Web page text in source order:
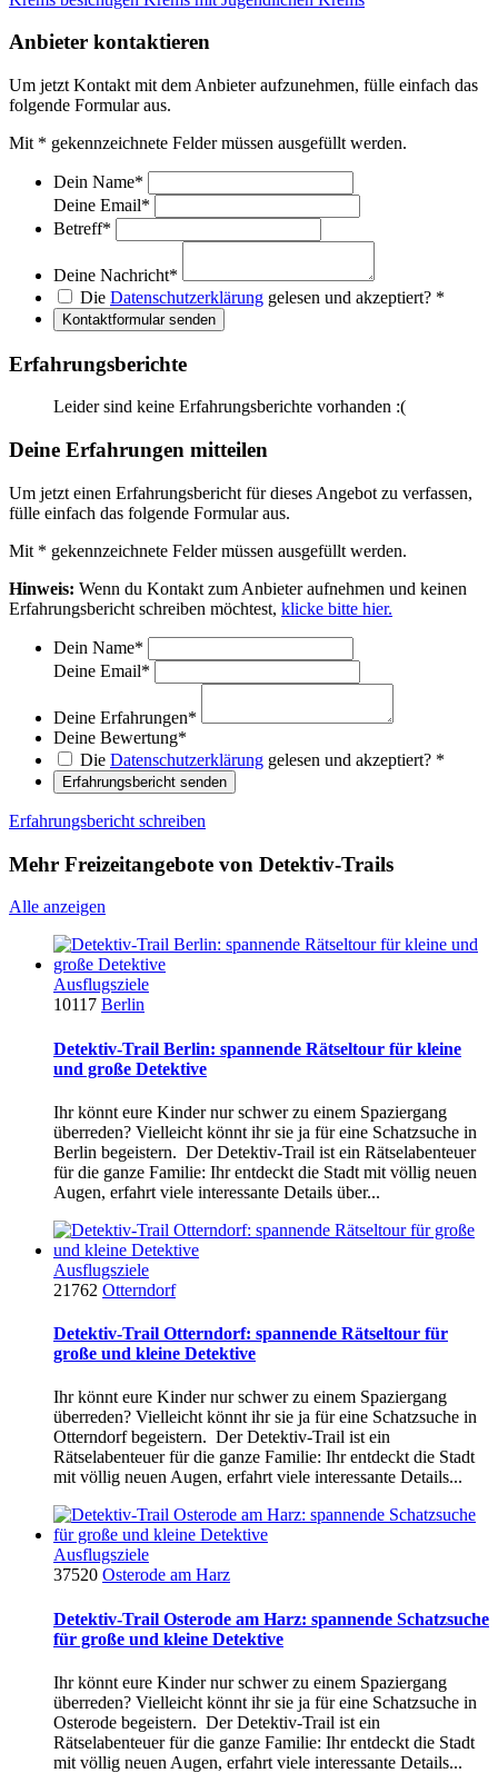
Anbieter kontaktieren
Um jetzt Kontakt mit dem Anbieter aufzunehmen, fülle einfach das
folgende Formular aus.
Mit * gekennzeichnete Felder müssen ausgefüllt werden.
Dein Name*
Deine Email*
Betreff*
Deine Nachricht*
Die Datenschutzerklärung gelesen und akzeptiert? *
Kontaktformular senden
Erfahrungsberichte
Leider sind keine Erfahrungsberichte vorhanden :(
Deine Erfahrungen mitteilen
Um jetzt einen Erfahrungsbericht für dieses Angebot zu verfassen,
fülle einfach das folgende Formular aus.
Mit * gekennzeichnete Felder müssen ausgefüllt werden.
Hinweis: Wenn du Kontakt zum Anbieter aufnehmen und keinen
Erfahrungsbericht schreiben möchtest, klicke bitte hier.
Dein Name*
Deine Email*
Deine Erfahrungen*
Deine Bewertung*
Die Datenschutzerklärung gelesen und akzeptiert? *
Erfahrungsbericht senden
Erfahrungsbericht schreiben
Mehr Freizeitangebote von Detektiv-Trails
Alle anzeigen
Ausflugsziele
10117 Berlin
Detektiv-Trail Berlin: spannende Rätseltour für kleine
und große Detektive
Ihr könnt eure Kinder nur schwer zu einem Spaziergang
überreden? Vielleicht könnt ihr sie ja für eine Schatzsuche in
Berlin begeistern. Der Detektiv-Trail ist ein Rätselabenteuer
für die ganze Familie: Ihr entdeckt die Stadt mit völlig neuen
Augen, erfahrt viele interessante Details über...
Ausflugsziele
21762 Otterndorf
Detektiv-Trail Otterndorf: spannende Rätseltour für
große und kleine Detektive
Ihr könnt eure Kinder nur schwer zu einem Spaziergang
überreden? Vielleicht könnt ihr sie ja für eine Schatzsuche in
Otterndorf begeistern. Der Detektiv-Trail ist ein
Rätselabenteuer für die ganze Familie: Ihr entdeckt die Stadt
mit völlig neuen Augen, erfahrt viele interessante Details...
Ausflugsziele
37520 Osterode am Harz
Detektiv-Trail Osterode am Harz: spannende Schatzsuche
für große und kleine Detektive
Ihr könnt eure Kinder nur schwer zu einem Spaziergang
überreden? Vielleicht könnt ihr sie ja für eine Schatzsuche in
Osterode begeistern. Der Detektiv-Trail ist ein
Rätselabenteuer für die ganze Familie: Ihr entdeckt die Stadt
mit völlig neuen Augen, erfahrt viele interessante Details...